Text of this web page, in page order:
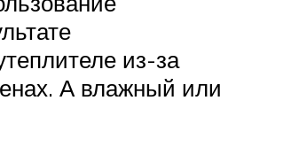
из-за
А влажный или